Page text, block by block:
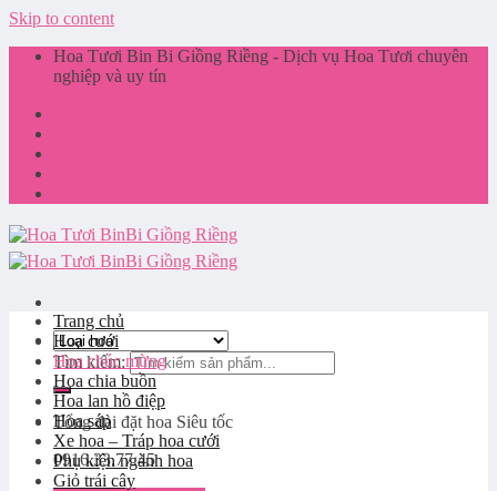
Skip to content
Hoa Tươi Bin Bi Giồng Riềng - Dịch vụ Hoa Tươi chuyên
nghiệp và uy tín
Tìm kiếm:
Tổng đài đặt hoa Siêu tốc
0916.33.77.45
Trang chủ
Hoa cưới
Hoa chúc mừng
Hoa chia buồn
Hoa lan hồ điệp
Hoa sáp
Xe hoa – Tráp hoa cưới
Phụ kiện ngành hoa
Giỏ trái cây